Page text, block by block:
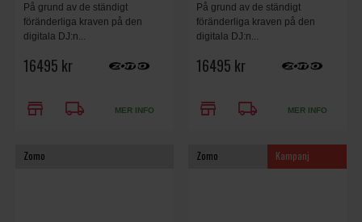
På grund av de ständigt
föränderliga kraven på den
digitala DJ:n...
16495 kr
store local_shipping MER INFO
På grund av de ständigt
föränderliga kraven på den
digitala DJ:n...
16495 kr
store local_shipping MER INFO
Zomo Zomo Kampanj